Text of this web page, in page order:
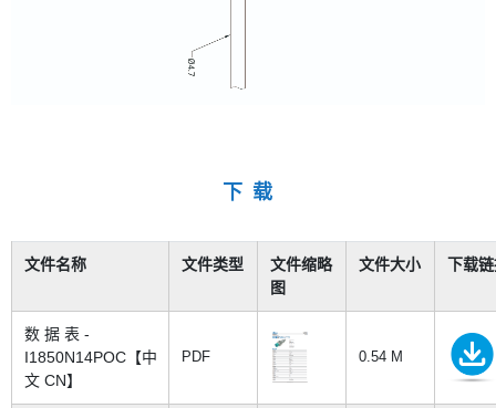
下 载
文件名称 文件类型
文件缩略
图
文件大小 下载
数 据 表 -
I1850N14POC【中
文 CN】
PDF 0.54 M